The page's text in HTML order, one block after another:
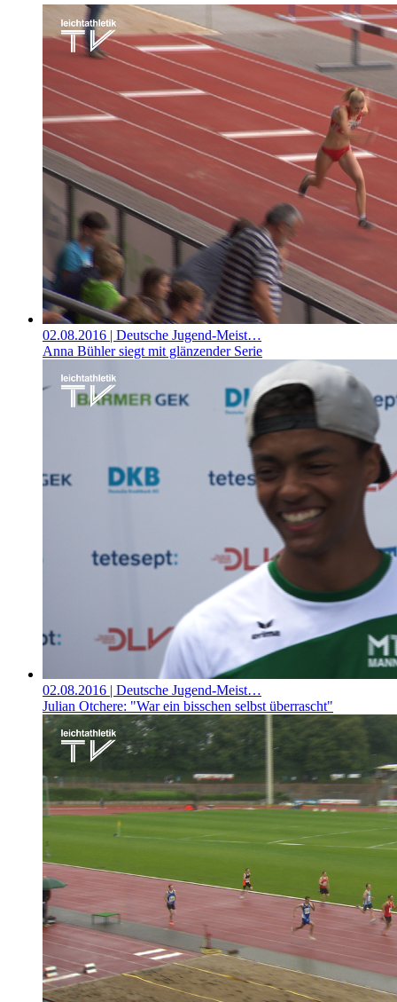
02.08.2016 | Deutsche Jugend-Meist…
Anna Bühler siegt mit glänzender Serie
02.08.2016 | Deutsche Jugend-Meist…
Julian Otchere: "War ein bisschen selbst überrascht"